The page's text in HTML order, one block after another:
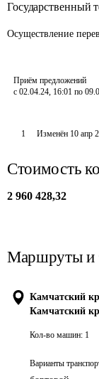
Государственный
Осуществление
Приём предложений
с 02.04.24, 16:01 по
1 Изменён 10 апр
Стоимость
2 960 428,32
Маршруты и
Камчатский
Камчатский
Кол-во машин: 1
Варианты